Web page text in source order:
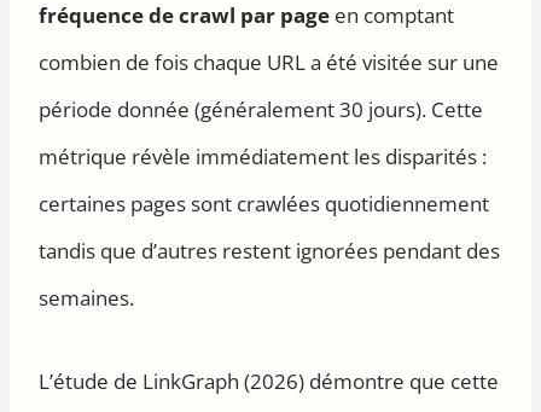
fréquence de crawl par page en comptant
combien de fois chaque URL a été visitée sur une
période donnée (généralement 30 jours). Cette
métrique révèle immédiatement les disparités :
certaines pages sont crawlées quotidiennement
tandis que d’autres restent ignorées pendant des
semaines.
L’étude de LinkGraph (2026) démontre que cette